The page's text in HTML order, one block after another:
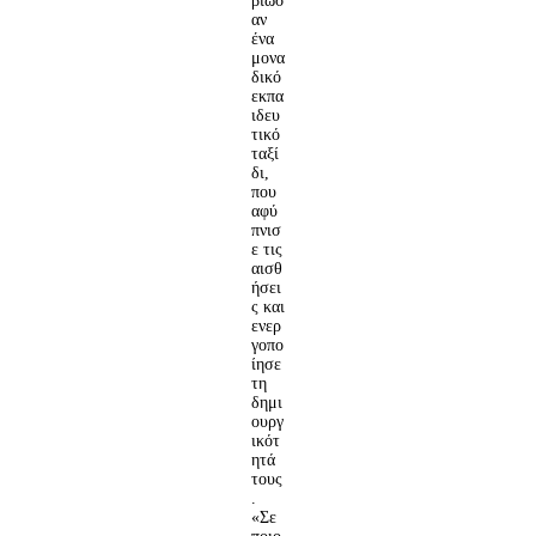
αν
ένα
μονα
δικό
εκπα
ιδευ
τικό
ταξί
δι,
που
αφύ
πνισ
ε τις
αισθ
ήσει
ς και
ενερ
γοπο
ίησε
τη
δημι
ουργ
ικότ
ητά
τους
.
«Σε